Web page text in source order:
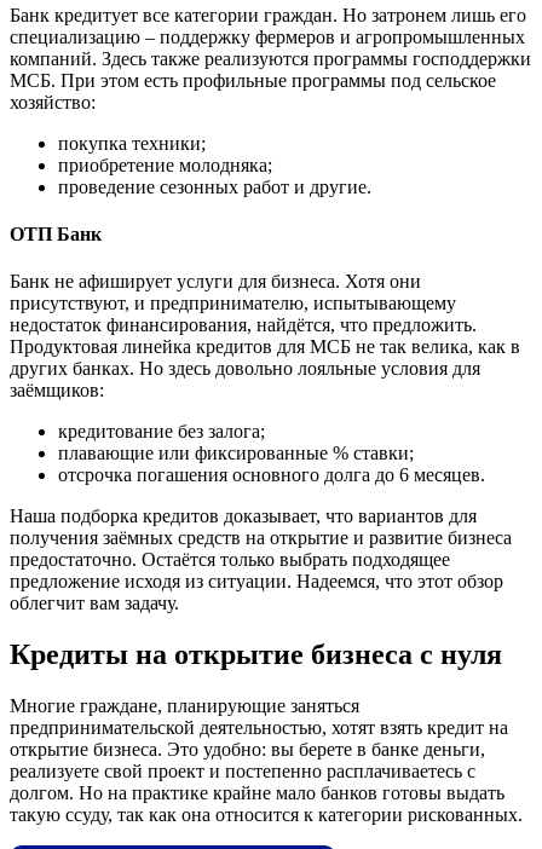
Банк кредитует все категории граждан. Но затронем лишь его
специализацию – поддержку фермеров и агропромышленных
компаний. Здесь также реализуются программы господдержки
МСБ. При этом есть профильные программы под сельское
хозяйство:
покупка техники;
приобретение молодняка;
проведение сезонных работ и другие.
ОТП Банк
Банк не афиширует услуги для бизнеса. Хотя они
присутствуют, и предпринимателю, испытывающему
недостаток финансирования, найдётся, что предложить.
Продуктовая линейка кредитов для МСБ не так велика, как в
других банках. Но здесь довольно лояльные условия для
заёмщиков:
кредитование без залога;
плавающие или фиксированные % ставки;
отсрочка погашения основного долга до 6 месяцев.
Наша подборка кредитов доказывает, что вариантов для
получения заёмных средств на открытие и развитие бизнеса
предостаточно. Остаётся только выбрать подходящее
предложение исходя из ситуации. Надеемся, что этот обзор
облегчит вам задачу.
Кредиты на открытие бизнеса с нуля
Многие граждане, планирующие заняться
предпринимательской деятельностью, хотят взять кредит на
открытие бизнеса. Это удобно: вы берете в банке деньги,
реализуете свой проект и постепенно расплачиваетесь с
долгом. Но на практике крайне мало банков готовы выдать
такую ссуду, так как она относится к категории рискованных.